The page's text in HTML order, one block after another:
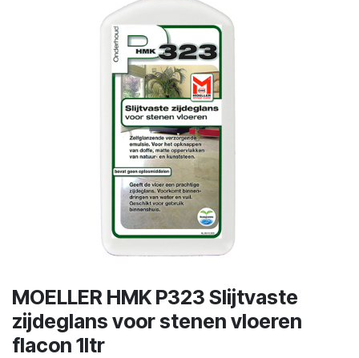
MOELLER HMK P323 Slijtvaste
zijdeglans voor stenen vloeren
flacon 1ltr